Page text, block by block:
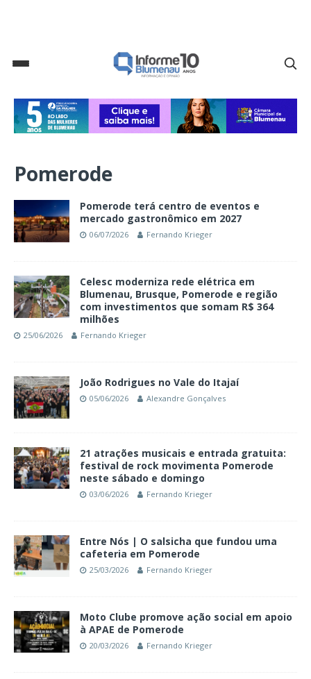
Pomerode
Pomerode terá centro de eventos e
mercado gastronômico em 2027
06/07/2026 Fernando Krieger
Celesc moderniza rede elétrica em
Blumenau, Brusque, Pomerode e região
com investimentos que somam R$ 364
milhões
25/06/2026 Fernando Krieger
João Rodrigues no Vale do Itajaí
05/06/2026 Alexandre Gonçalves
21 atrações musicais e entrada gratuita:
festival de rock movimenta Pomerode
neste sábado e domingo
03/06/2026 Fernando Krieger
Entre Nós | O salsicha que fundou uma
cafeteria em Pomerode
25/03/2026 Fernando Krieger
Moto Clube promove ação social em apoio
à APAE de Pomerode
20/03/2026 Fernando Krieger